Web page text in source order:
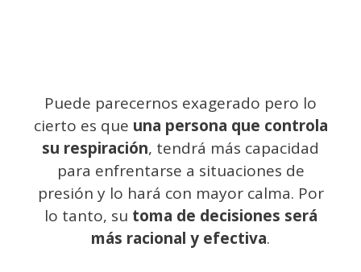
Puede parecernos exagerado pero lo
cierto es que una persona que controla
su respiración, tendrá más capacidad
para enfrentarse a situaciones de
presión y lo hará con mayor calma. Por
lo tanto, su toma de decisiones será
más racional y efectiva.